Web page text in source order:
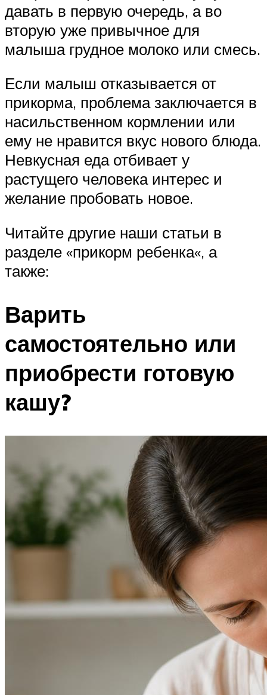
давать в первую очередь, а во
вторую уже привычное для
малыша грудное молоко или смесь.
Если малыш отказывается от
прикорма, проблема заключается в
насильственном кормлении или
ему не нравится вкус нового блюда.
Невкусная еда отбивает у
растущего человека интерес и
желание пробовать новое.
Читайте другие наши статьи в
разделе «прикорм ребенка«, а
также:
Варить
самостоятельно или
приобрести готовую
кашу?